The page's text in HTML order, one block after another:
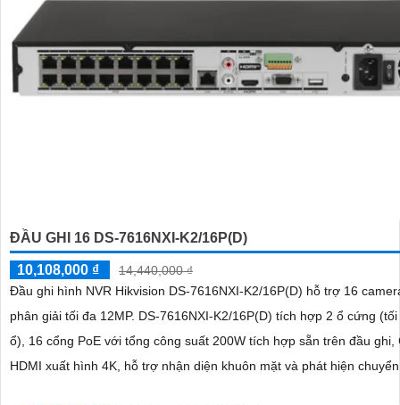
ĐẦU GHI 16 DS-7616NXI-K2/16P(D)
10,108,000 ₫
14,440,000 ₫
Đầu ghi hình NVR Hikvision DS-7616NXI-K2/16P(D) hỗ trợ 16
phân giải tối đa 12MP. DS-7616NXI-K2/16P(D) tích hợp 2 ổ cứng (tối đa 10TB/
ổ), 16 cổng PoE với tổng công suất 200W tích hợp sẵn trên đầu ghi,
HDMI xuất hình 4K, hỗ trợ nhận diện khuôn mặt và phát hiện